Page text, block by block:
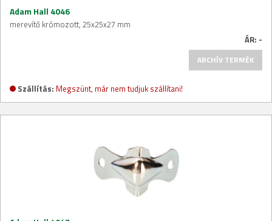
Adam Hall 4046
merevítő krómozott, 25x25x27 mm
ÁR: -
ARCHÍV TERMÉK
Szállítás: Megszünt, már nem tudjuk szállítani!